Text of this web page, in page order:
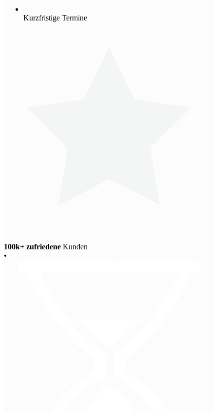
Kurzfristige Termine
100k+ zufriedene Kunden
•